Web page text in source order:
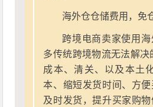
海外仓仓储费用，免
跨境电商卖家使用
多传统跨境物流无法解决
成本、清关、以及本土
本、缩短发货时间、方便
及时发货，提升买家购